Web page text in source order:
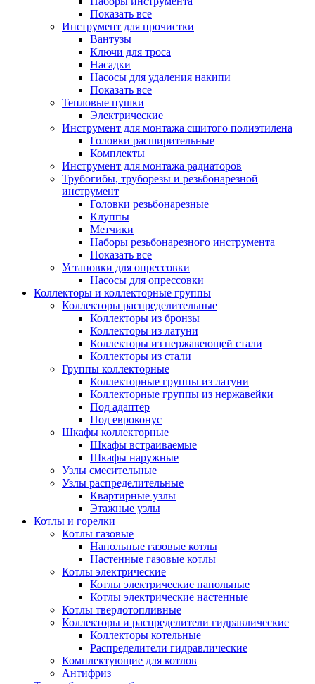
Показать все
Инструмент для прочистки
Вантузы
Ключи для троса
Насадки
Насосы для удаления накипи
Показать все
Тепловые пушки
Электрические
Инструмент для монтажа сшитого полиэтилена
Головки расширительные
Комплекты
Инструмент для монтажа радиаторов
Трубогибы, труборезы и резьбонарезной
инструмент
Головки резьбонарезные
Клуппы
Метчики
Наборы резьбонарезного инструмента
Показать все
Установки для опрессовки
Насосы для опрессовки
Коллекторы и коллекторные группы
Коллекторы распределительные
Коллекторы из бронзы
Коллекторы из латуни
Коллекторы из нержавеющей стали
Коллекторы из стали
Группы коллекторные
Коллекторные группы из латуни
Коллекторные группы из нержавейки
Под адаптер
Под евроконус
Шкафы коллекторные
Шкафы встраиваемые
Шкафы наружные
Узлы смесительные
Узлы распределительные
Квартирные узлы
Этажные узлы
Котлы и горелки
Котлы газовые
Напольные газовые котлы
Настенные газовые котлы
Котлы электрические
Котлы электрические напольные
Котлы электрические настенные
Котлы твердотопливные
Коллекторы и распределители гидравлические
Коллекторы котельные
Распределители гидравлические
Комплектующие для котлов
Антифриз